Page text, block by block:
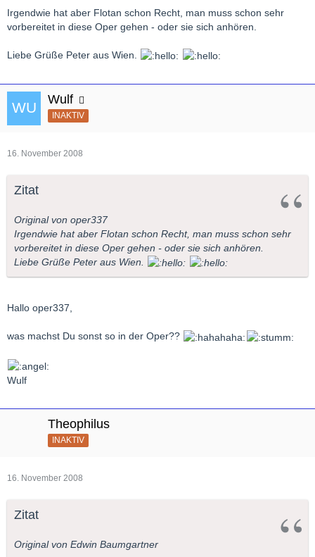
Irgendwie hat aber Flotan schon Recht, man muss schon sehr
vorbereitet in diese Oper gehen - oder sie sich anhören.
Liebe Grüße Peter aus Wien.
Wulf
INAKTIV
16. November 2008
Zitat
Original von oper337
Irgendwie hat aber Flotan schon Recht, man muss schon sehr
vorbereitet in diese Oper gehen - oder sie sich anhören.
Liebe Grüße Peter aus Wien.
Hallo oper337,
was machst Du sonst so in der Oper??
Wulf
Theophilus
INAKTIV
16. November 2008
Zitat
Original von Edwin Baumgartner